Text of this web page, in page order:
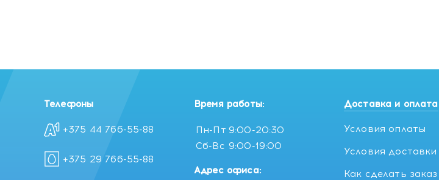
Телефоны
+375 44 766-55-88
+375 29 766-55-88
Время работы:
Пн-Пт 9:00-20:30
Сб-Вс 9:00-19:00
Адрес офиса:
Доставка и оплата
Условия оплаты
Условия доставки
Как сделать заказ